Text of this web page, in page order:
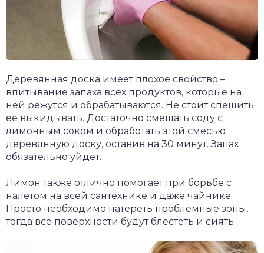
Деревянная доска имеет плохое свойство –
впитывание запаха всех продуктов, которые на
ней режутся и обрабатываются. Не стоит спешить
ее выкидывать. Достаточно смешать соду с
лимонным соком и обработать этой смесью
деревянную доску, оставив на 30 минут. Запах
обязательно уйдет.
Лимон также отлично помогает при борьбе с
налетом на всей сантехнике и даже чайнике.
Просто необходимо натереть проблемные зоны,
тогда все поверхности будут блестеть и сиять.